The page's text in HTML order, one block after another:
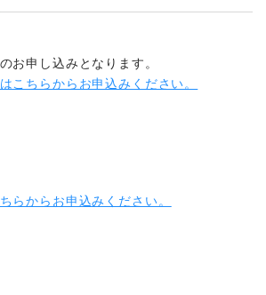
お申し込みとなります。
こちらからお申込みください。
らからお申込みください。